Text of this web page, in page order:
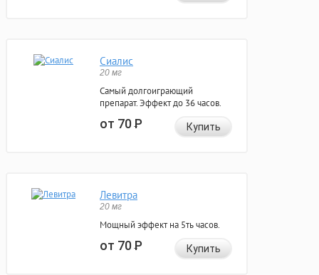
Сиалис
20 мг
Самый долгоиграющий
препарат. Эффект до 36 часов.
от 70Р Купить
Левитра
20 мг
Мощный эффект на 5ть часов.
от 70Р Купить